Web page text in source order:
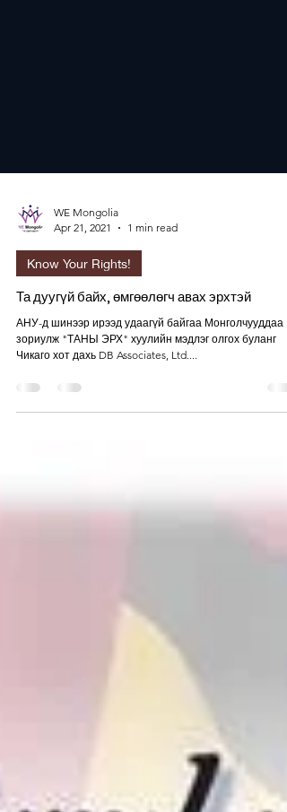
Apr 21, 2021
1 min read
Know Your Rights!
Та дуугүй байх, өмгөөлөгч авах эрхтэй
АНУ-д шинээр ирээд удаагүй байгаа Монголчууддаа
Чикаго хот дахь DB Associates, Ltd....